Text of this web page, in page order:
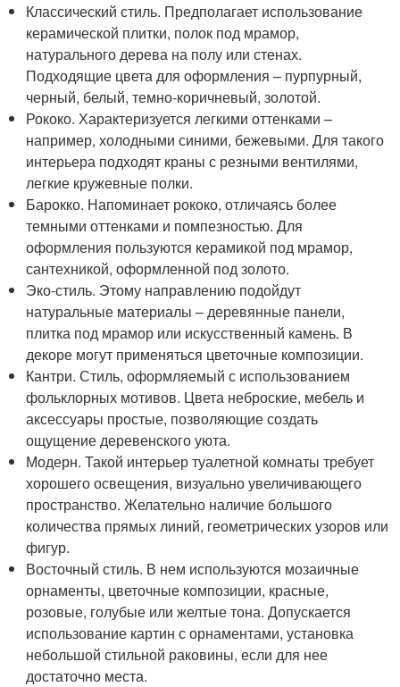
Классический стиль. Предполагает использование
керамической плитки, полок под мрамор,
натурального дерева на полу или стенах.
Подходящие цвета для оформления – пурпурный,
черный, белый, темно-коричневый, золотой.
Рококо. Характеризуется легкими оттенками –
например, холодными синими, бежевыми. Для такого
интерьера подходят краны с резными вентилями,
легкие кружевные полки.
Барокко. Напоминает рококо, отличаясь более
темными оттенками и помпезностью. Для
оформления пользуются керамикой под мрамор,
сантехникой, оформленной под золото.
Эко-стиль. Этому направлению подойдут
натуральные материалы – деревянные панели,
плитка под мрамор или искусственный камень. В
декоре могут применяться цветочные композиции.
Кантри. Стиль, оформляемый с использованием
фольклорных мотивов. Цвета неброские, мебель и
аксессуары простые, позволяющие создать
ощущение деревенского уюта.
Модерн. Такой интерьер туалетной комнаты требует
хорошего освещения, визуально увеличивающего
пространство. Желательно наличие большого
количества прямых линий, геометрических узоров или
фигур.
Восточный стиль. В нем используются мозаичные
орнаменты, цветочные композиции, красные,
розовые, голубые или желтые тона. Допускается
использование картин с орнаментами, установка
небольшой стильной раковины, если для нее
достаточно места.